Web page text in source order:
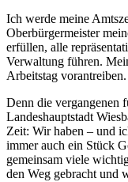
Ich werde meine
Oberbürgermeister
erfüllen, alle
Verwaltung führen.
Arbeitstag vorantreiben.
Denn die vergangenen
Landeshauptstadt
Zeit: Wir haben – und
immer auch ein Stück
gemeinsam viele
den Weg gebracht und